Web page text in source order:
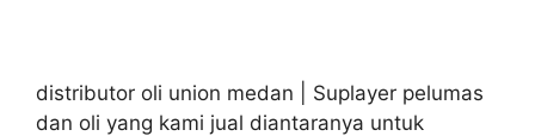
distributor oli union medan | Suplayer pelumas
dan oli yang kami jual diantaranya untuk